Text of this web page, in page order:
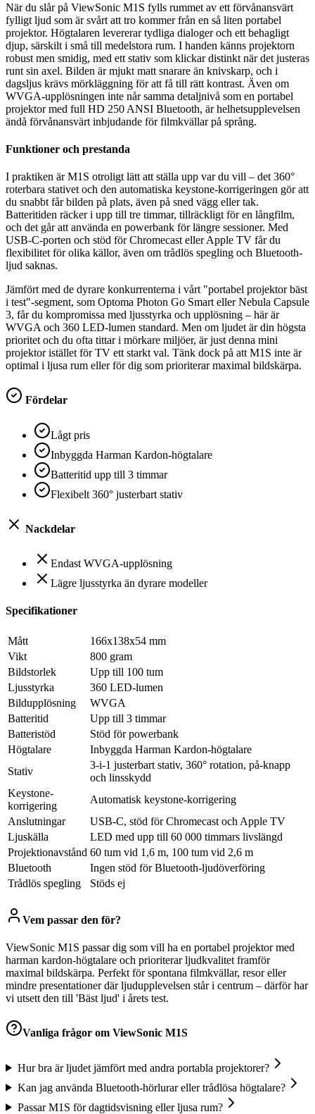
När du slår på ViewSonic M1S fylls rummet av ett förvånansvärt
fylligt ljud som är svårt att tro kommer från en så liten portabel
projektor. Högtalaren levererar tydliga dialoger och ett behagligt
djup, särskilt i små till medelstora rum. I handen känns projektorn
robust men smidig, med ett stativ som klickar distinkt när det justeras
runt sin axel. Bilden är mjukt matt snarare än knivskarp, och i
dagsljus krävs mörkläggning för att få till rätt kontrast. Även om
WVGA-upplösningen inte når samma detaljnivå som en portabel
projektor med full HD 250 ANSI Bluetooth, är helhetsupplevelsen
ändå förvånansvärt inbjudande för filmkvällar på språng.
Funktioner och prestanda
I praktiken är M1S otroligt lätt att ställa upp var du vill – det 360°
roterbara stativet och den automatiska keystone-korrigeringen gör att
du snabbt får bilden på plats, även på sned vägg eller tak.
Batteritiden räcker i upp till tre timmar, tillräckligt för en långfilm,
och det går att använda en powerbank för längre sessioner. Med
USB-C-porten och stöd för Chromecast eller Apple TV får du
flexibilitet för olika källor, även om trådlös spegling och Bluetooth-
ljud saknas.
Jämfört med de dyrare konkurrenterna i vårt "portabel projektor bäst
i test"-segment, som Optoma Photon Go Smart eller Nebula Capsule
3, får du kompromissa med ljusstyrka och upplösning – här är
WVGA och 360 LED-lumen standard. Men om ljudet är din högsta
prioritet och du ofta tittar i mörkare miljöer, är just denna mini
projektor istället för TV ett starkt val. Tänk dock på att M1S inte är
optimal i ljusa rum eller för dig som prioriterar maximal bildskärpa.
Fördelar
Lågt pris
Inbyggda Harman Kardon-högtalare
Batteritid upp till 3 timmar
Flexibelt 360° justerbart stativ
Nackdelar
Endast WVGA-upplösning
Lägre ljusstyrka än dyrare modeller
Specifikationer
Mått
166x138x54 mm
Vikt
800 gram
Bildstorlek
Upp till 100 tum
Ljusstyrka
360 LED-lumen
Bildupplösning
WVGA
Batteritid
Upp till 3 timmar
Batteristöd
Stöd för powerbank
Högtalare
Inbyggda Harman Kardon-högtalare
Stativ
3-i-1 justerbart stativ, 360° rotation, på-knapp
och linsskydd
Keystone-
korrigering
Automatisk keystone-korrigering
Anslutningar
USB-C, stöd för Chromecast och Apple TV
Ljuskälla
LED med upp till 60 000 timmars livslängd
Projektionavstånd 60 tum vid 1,6 m, 100 tum vid 2,6 m
Bluetooth
Ingen stöd för Bluetooth-ljudöverföring
Trådlös spegling
Stöds ej
Vem passar den för?
ViewSonic M1S passar dig som vill ha en portabel projektor med
harman kardon-högtalare och prioriterar ljudkvalitet framför
maximal bildskärpa. Perfekt för spontana filmkvällar, resor eller
mindre presentationer där ljudupplevelsen står i centrum – därför har
vi utsett den till 'Bäst ljud' i årets test.
Vanliga frågor om ViewSonic M1S
Hur bra är ljudet jämfört med andra portabla projektorer?
Kan jag använda Bluetooth-hörlurar eller trådlösa högtalare?
Passar M1S för dagtidsvisning eller ljusa rum?